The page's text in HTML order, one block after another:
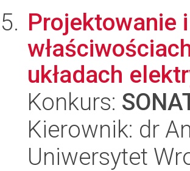
Projektowanie
układach
Konkurs:
Kierownik: dr
Uniwersytet